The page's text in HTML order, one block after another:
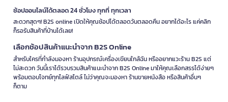
ช้อปออนไลน์ได้ตลอด 24 ชั่วโมง ทุกที่ ทุกเวลา
สะดวกสุดๆ! B2S online เปิดให้คุณช้อปได้ตลอดวันตลอดคืน อยากได้อะไร แค่คลิก
ก็รอรับสินค้าที่บ้านได้เลย!
เลือกช้อปสินค้าแนะนำจาก B2S Online
สำหรับใครที่กำลังมองหา ร้านอุปกรณ์เครื่องเขียนใกล้ฉัน หรืออยากแวะร้าน B2S แต่
ไม่สะดวก วันนี้เราได้รวบรวมสินค้าแนะนำจาก B2S Online มาให้คุณเลือกสรรได้ง่ายๆ
พร้อมตอบโจทย์ทุกไลฟ์สไตล์ ไม่ว่าคุณจะมองหา ร้านขายหนังสือ หรือสินค้าอื่นๆ
ก็ตาม